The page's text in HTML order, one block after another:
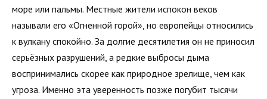
море или пальмы. Местные жители испокон веков
называли его «Огненной горой», но европейцы относились
к вулкану спокойно. За долгие десятилетия он не приносил
серьёзных разрушений, а редкие выбросы дыма
воспринимались скорее как природное зрелище, чем как
угроза. Именно эта уверенность позже погубит тысячи